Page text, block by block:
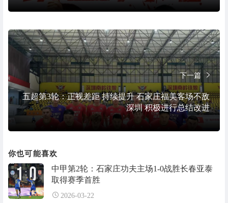
下一篇
五超第3轮：正视差距 持续提升 石家庄福美客场不敌
深圳 积极进行总结改进
你也可能喜欢
中甲第2轮：石家庄功夫主场1-0战胜长春亚泰
取得赛季首胜
2026-03-22